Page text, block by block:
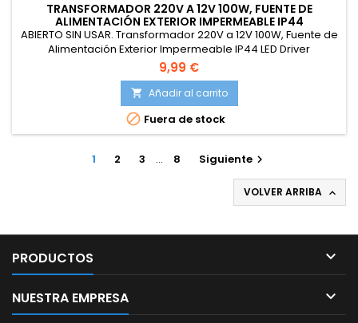
TRANSFORMADOR 220V A 12V 100W, FUENTE DE
ALIMENTACIÓN EXTERIOR IMPERMEABLE IP44
ABIERTO SIN USAR. Transformador 220V a 12V 100W, Fuente de
Alimentación Exterior Impermeable IP44 LED Driver
Conmutada Fuente Alimentación de Voltaje Constante Driver
de Bajo Voltaje para Tira LED
9,99 €
 Añadir al carrito
 Fuera de stock
1 2 3 … 8 Siguiente
VOLVER ARRIBA 
PRODUCTOS 
NUESTRA EMPRESA 